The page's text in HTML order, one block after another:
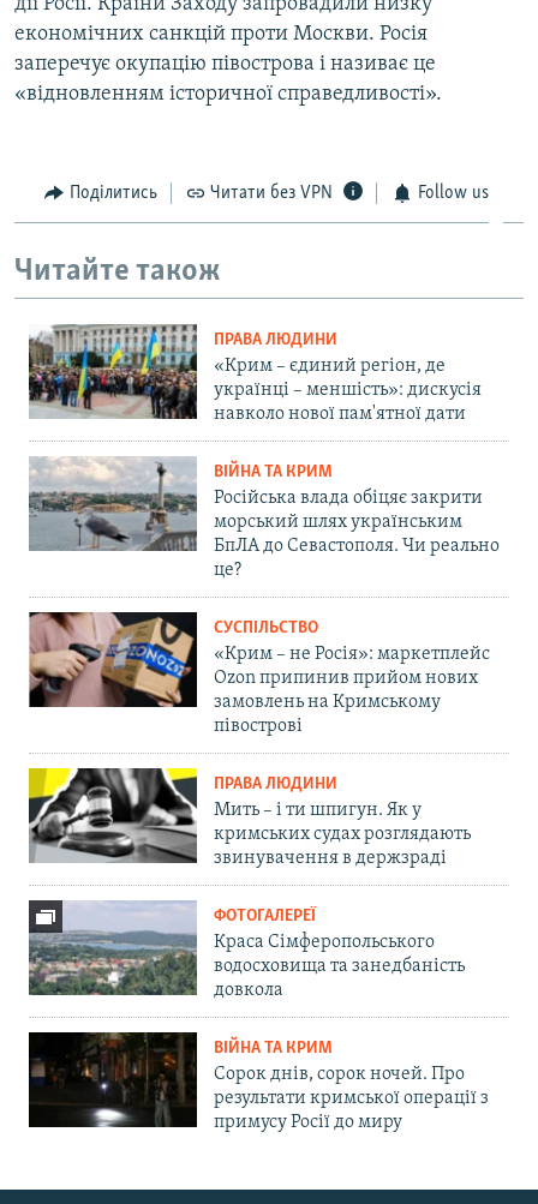
економічних санкцій проти Москви. Росія
заперечує окупацію півострова і називає це
«відновленням історичної справедливості».
Поділитись Читати без VPN Follow us
Читайте також
ПРАВА ЛЮДИНИ
«Крим – єдиний регіон, де
українці – меншість»: дискусія
навколо нової пам'ятної дати
ВІЙНА ТА КРИМ
Російська влада обіцяє закрити
морський шлях українським
БпЛА до Севастополя. Чи реально
це?
СУСПІЛЬСТВО
«Крим – не Росія»: маркетплейс
Ozon припинив прийом нових
замовлень на Кримському
півострові
ПРАВА ЛЮДИНИ
Мить – і ти шпигун. Як у
кримських судах розглядають
звинувачення в держзраді
ФОТОГАЛЕРЕЇ
Краса Сімферопольського
водосховища та занедбаність
довкола
ВІЙНА ТА КРИМ
Сорок днів, сорок ночей. Про
результати кримської операції з
примусу Росії до миру